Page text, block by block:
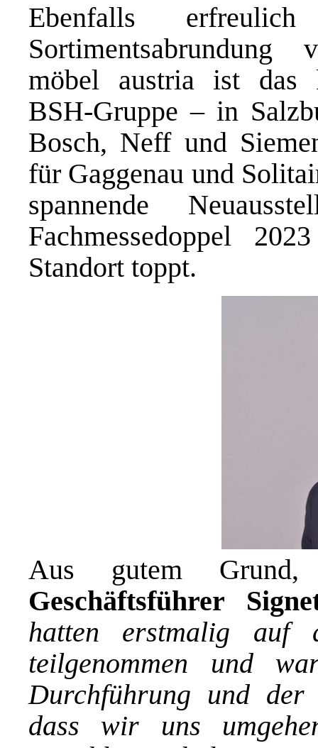
Ebenfalls
möbel austria ist das
BSH-Gruppe – in
Bosch, Neff und
für Gaggenau und
spannende
Fachmessedoppel
Standort toppt.
Aus gutem
Geschäftsführer
hatten erstmalig auf
teilgenommen und
Durchführung und der
dass wir uns